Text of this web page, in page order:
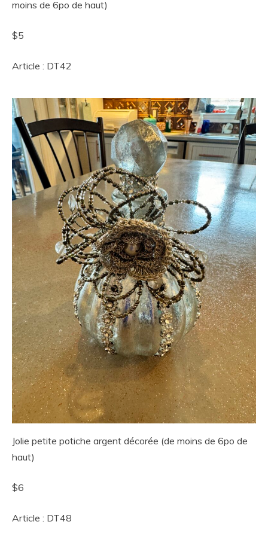
moins de 6po de haut)
$5
Article : DT42
Jolie petite potiche argent décorée (de moins de 6po de
haut)
$6
Article : DT48